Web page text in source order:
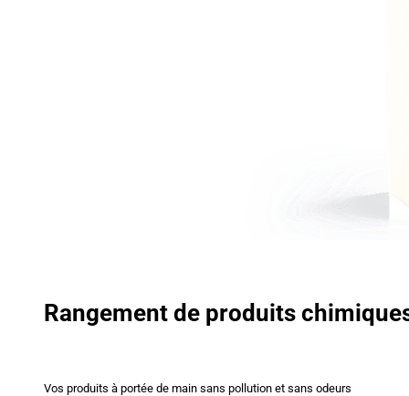
Rangement de produits
Vos produits à portée de main sans pollution et sans odeurs